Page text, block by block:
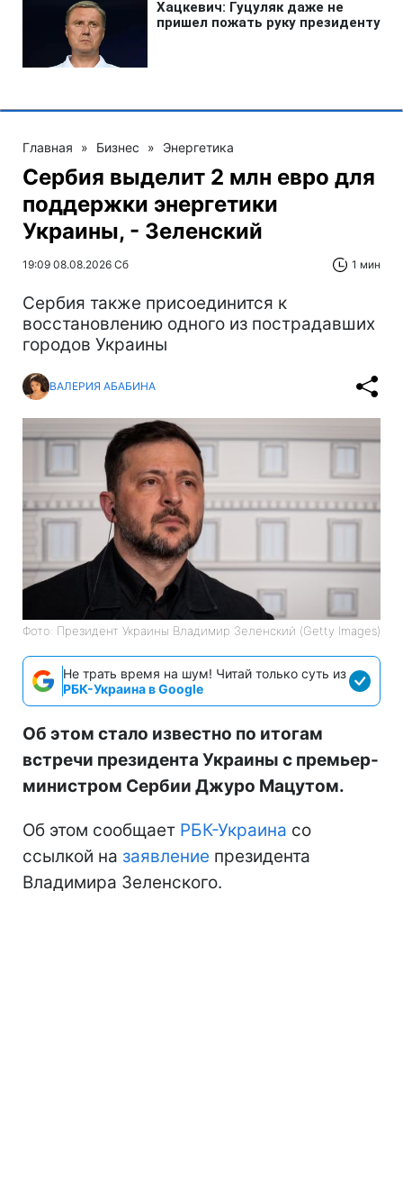
Главная » Бизнес » Энергетика
Сербия выделит 2 млн евро для
поддержки энергетики
Украины, - Зеленский
19:09 08.08.2026 Сб 1 мин
Сербия также присоединится к
восстановлению одного из пострадавших
городов Украины
ВАЛЕРИЯ АБАБИНА
Фото: Президент Украины Владимир Зеленский (Getty Images)
Не трать время на шум! Читай только суть из
РБК-Украина в Google
Об этом стало известно по итогам
встречи президента Украины с премьер-
министром Сербии Джуро Мацутом.
Об этом сообщает РБК-Украина со
ссылкой на заявление президента
Владимира Зеленского.